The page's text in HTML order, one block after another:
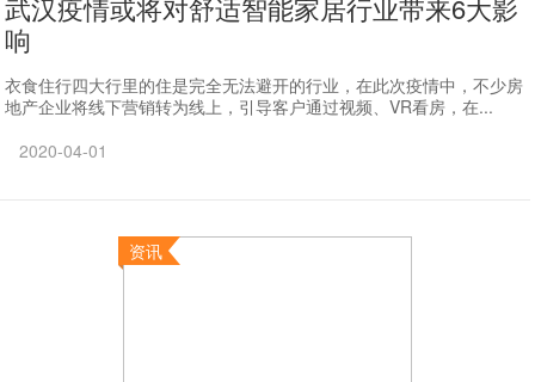
武汉疫情或将对舒适智能家居行业带来6大影
响
衣食住行四大行里的住是完全无法避开的行业，在此次疫情中，不少房
地产企业将线下营销转为线上，引导客户通过视频、VR看房，在...
2020-04-01
资讯